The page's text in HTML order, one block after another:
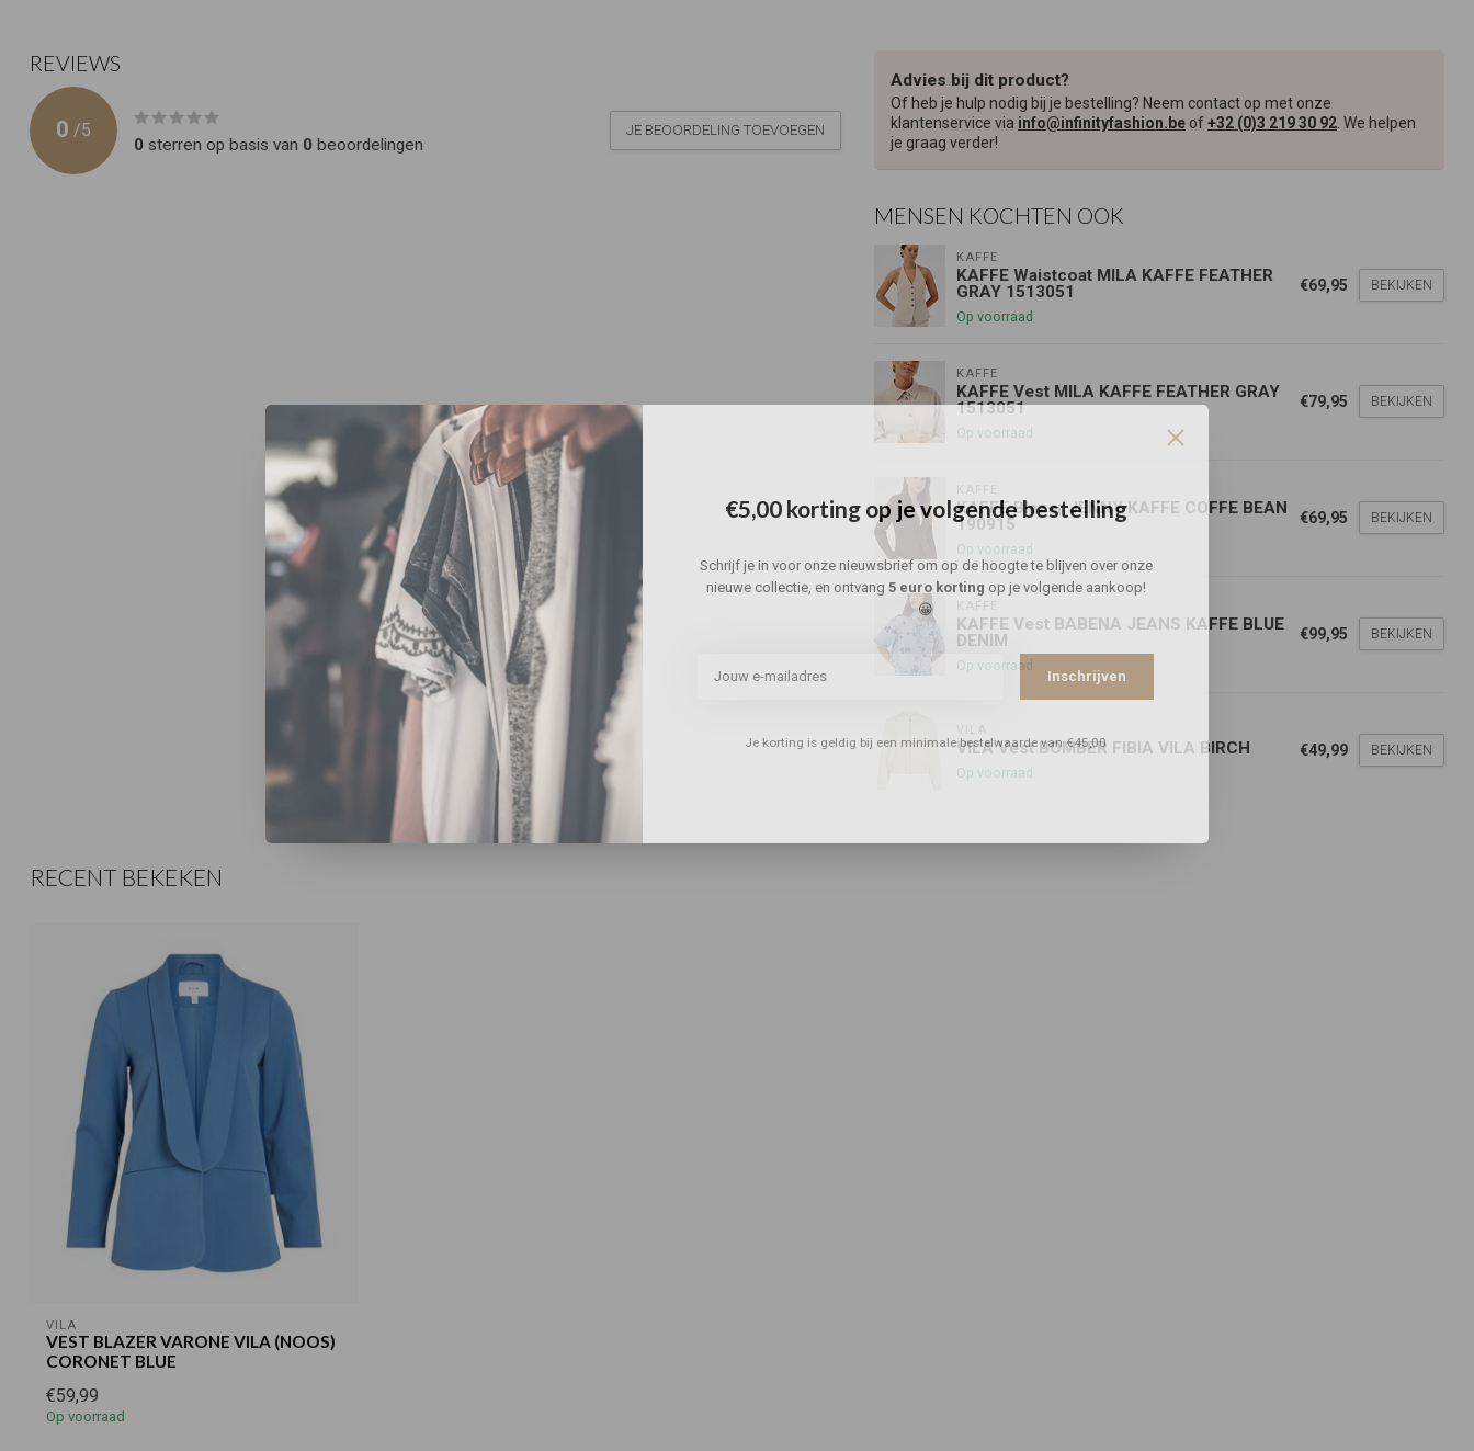
REVIEWS
0 /5
0 sterren op basis van 0 beoordelingen
JE BEOORDELING TOEVOEGEN
Advies bij dit product?
Of heb je hulp nodig bij je bestelling? Neem contact op met onze
klantenservice via info@infinityfashion.be of+32 (0)3 219 30 92 . We helpen
je graag verder!
MENSEN KOCHTEN OOK
KAFFE
KAFFE Waistcoat MILA KAFFE FEATHER
GRAY 1513051
Op voorraad
€69,95 BEKIJKEN
KAFFE
KAFFE Vest MILA KAFFE FEATHER GRAY
1513051
Op voorraad
€79,95 BEKIJKEN
KAFFE Blazer JENNY KAFFE COFFE BEAN
190915
Op voorraad
€69,95 BEKIJKEN
KAFFE Vest BABENA JEANS KAFFE BLUE
DENIM
Op voorraad
€99,95 BEKIJKEN
VILA
VILA Vest BOMBER FIBIA VILA BIRCH
Op voorraad
€49,99 BEKIJKEN
RECENT BEKEKEN
VILA
VEST BLAZER VARONE VILA (NOOS)
CORONET BLUE
€59,99
Op voorraad
€5,00 korting op je volgende bestelling
Schrijf je in voor onze nieuwsbrief om op de hoogte te blijven over onze
nieuwe collectie, en ontvang 5 euro korting op je volgende aankoop!
😀
Inschrijven
Je korting is geldig bij een minimale bestelwaarde van €45,00